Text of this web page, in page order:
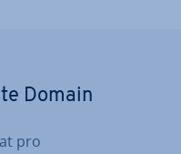
Domain
pro